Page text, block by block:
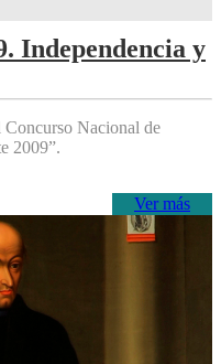
Independencia y
Concurso Nacional de
2009”.
Ver más